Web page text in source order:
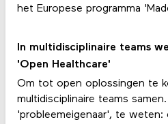
het Europese programma
In multidisciplinaire teams
'Open Healthcare'
Om tot open oplossingen te
multidisciplinaire teams
'probleemeigenaar', te weten: